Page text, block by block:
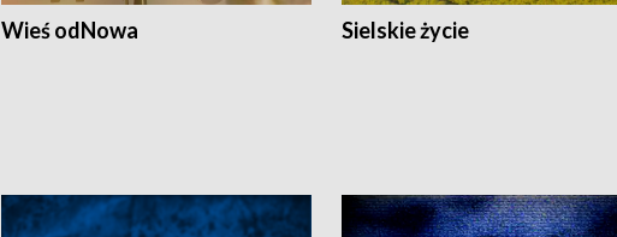
Wieś odNowa Sielskie życie